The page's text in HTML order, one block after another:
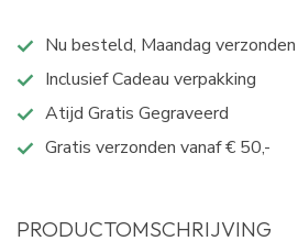
Nu besteld, Maandag
Inclusief Cadeau verpakking
Atijd Gratis Gegraveerd
Gratis verzonden vanaf € 50,-
PRODUCTOMSCHRIJVING